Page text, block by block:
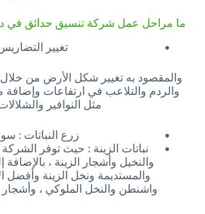
ما مراحل عمل شركة تنسيق حدائق في
تغيير
والمقصود به تغيير شكل الأرض من
والردم والتلاعب في ارتفاعات وإضافة
مثل النوافير
زرع النباتات :
نباتات الزينة : حيث توفر الشركة
والنخيل وأشجار الزينة ،
والمستديمة ونخل الزينة وأفضل
واشنطن والنخل الملوكي ، وأشجار